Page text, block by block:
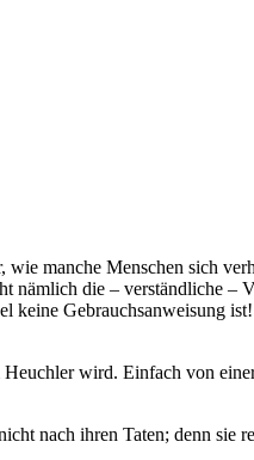
manche Menschen sich
nämlich die – verständliche –
keine Gebrauchsanweisung
Heuchler wird. Einfach von
nach ihren Taten; denn sie